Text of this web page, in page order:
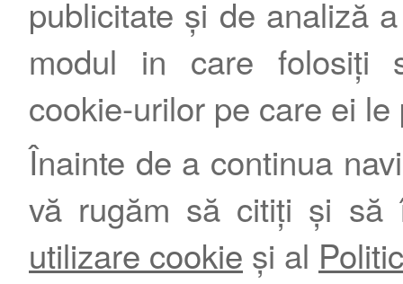
publicitate și de analiză
modul in care folosiți
cookie-urilor pe care ei le
Înainte de a continua
vă rugăm să citiți și să
utilizare cookie și al